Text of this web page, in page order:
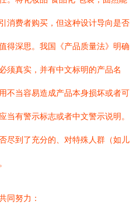
消费者购买，但这种设计导向是否
得深思。我国《产品质量法》明确
须真实，并有中文标明的产品名
不当容易造成产品本身损坏或者可
当有警示标志或者中文警示说明。
尽到了充分的、对特殊人群（如儿
同努力：